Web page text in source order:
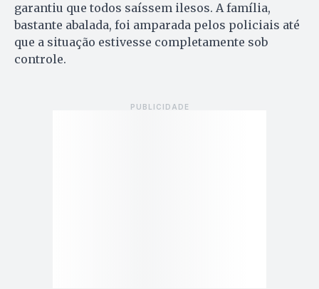
garantiu que todos saíssem ilesos. A família,
bastante abalada, foi amparada pelos policiais até
que a situação estivesse completamente sob
controle.